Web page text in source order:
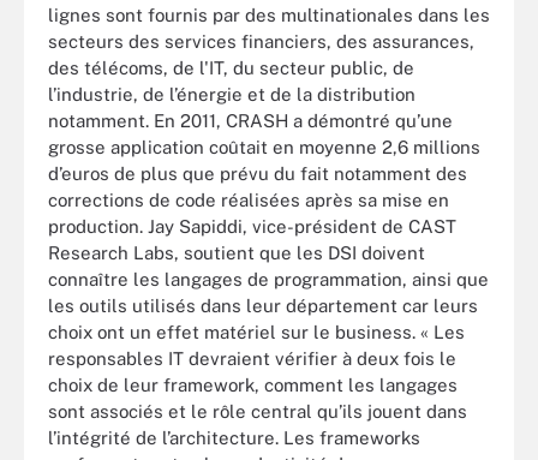
lignes sont fournis par des multinationales dans les
secteurs des services financiers, des assurances,
des télécoms, de l'IT, du secteur public, de
l’industrie, de l’énergie et de la distribution
notamment. En 2011, CRASH a démontré qu’une
grosse application coûtait en moyenne 2,6 millions
d’euros de plus que prévu du fait notamment des
corrections de code réalisées après sa mise en
production. Jay Sapiddi, vice-président de CAST
Research Labs, soutient que les DSI doivent
connaître les langages de programmation, ainsi que
les outils utilisés dans leur département car leurs
choix ont un effet matériel sur le business. « Les
responsables IT devraient vérifier à deux fois le
choix de leur framework, comment les langages
sont associés et le rôle central qu’ils jouent dans
l’intégrité de l’architecture. Les frameworks